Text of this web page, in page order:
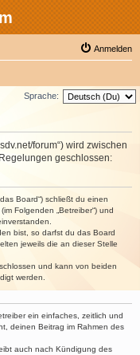
Anmelden
Sprache:
forum“) wird zwischen
geschlossen:
Board“) schließt du einen
Folgenden „Betreiber“) und
bist, so darfst du das Board
jeweils die an dieser Stelle
und kann von beiden
werden.
ein einfaches, zeitlich und
deinen Beitrag im Rahmen des
auch nach Kündigung des